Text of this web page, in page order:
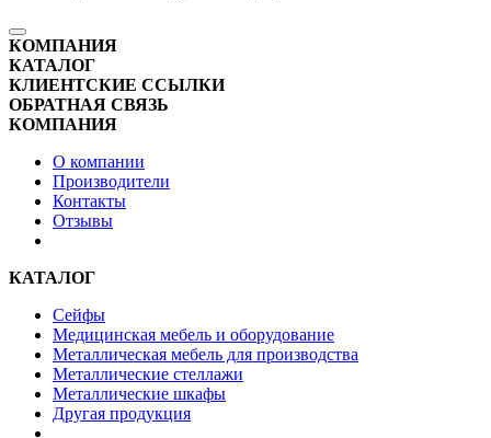
КОМПАНИЯ
КАТАЛОГ
КЛИЕНТСКИЕ ССЫЛКИ
ОБРАТНАЯ СВЯЗЬ
КОМПАНИЯ
О компании
Производители
Контакты
Отзывы
КАТАЛОГ
Сейфы
Медицинская мебель и оборудование
Металлическая мебель для производства
Металлические стеллажи
Металлические шкафы
Другая продукция